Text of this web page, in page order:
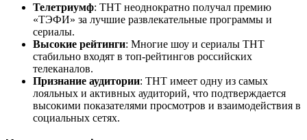
Телетриумф: ТНТ неоднократно получал премию
«ТЭФИ» за лучшие развлекательные программы и
сериалы.
Высокие рейтинги: Многие шоу и сериалы ТНТ
стабильно входят в топ-рейтингов российских
телеканалов.
Признание аудитории: ТНТ имеет одну из самых
лояльных и активных аудиторий, что подтверждается
высокими показателями просмотров и взаимодействия в
социальных сетях.